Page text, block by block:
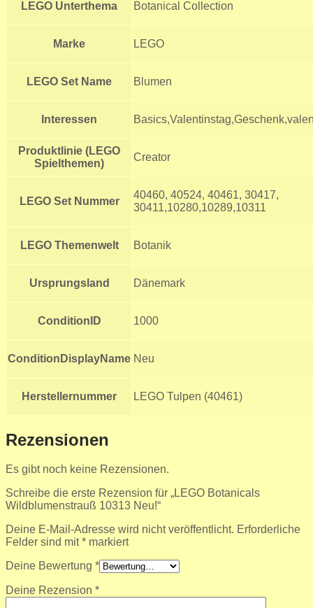
LEGO Unterthema Botanical Collection
Marke LEGO
LEGO Set Name Blumen
Interessen
Produktlinie (LEGO
Spielthemen)
Creator
LEGO Set Nummer
40460, 40524, 40461, 30417,
30411,10280,10289,10311
LEGO Themenwelt Botanik
Ursprungsland Dänemark
ConditionID 1000
ConditionDisplayName Neu
Herstellernummer LEGO Tulpen (40461)
Rezensionen
Es gibt noch keine Rezensionen.
Schreibe die erste Rezension für „LEGO Botanicals
Wildblumenstrauß 10313 Neu!“
Deine E-Mail-Adresse wird nicht veröffentlicht. Erforderliche
Felder sind mit* markiert
Deine Bewertung *
Deine Rezension *